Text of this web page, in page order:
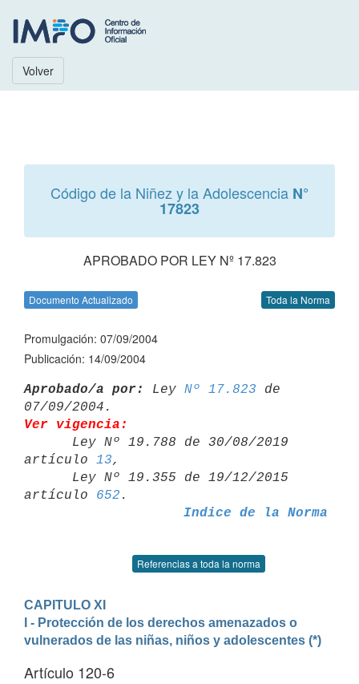
Volver
Código de la Niñez y la Adolescencia N°
17823
APROBADO POR LEY Nº 17.823
Documento Actualizado Toda la Norma
Promulgación: 07/09/2004
Publicación: 14/09/2004
Aprobado/a por: Ley Nº 17.823 de
Ver vigencia:
artículo 13,
artículo 652
Indice de la Norma
Referencias a toda la norma
CAPITULO XI
I - Protección de los derechos amenazados o
vulnerados de las niñas, niños y adolescentes (*)
Artículo 120-6